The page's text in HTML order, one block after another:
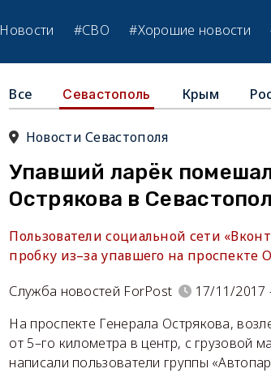
Новости #СВО #Хорошие новости
Все Севастополь Крым
Новости Севастополя
Упавший ларёк
Острякова в
Пользователи социальной сети
пробку из–за упавшего на
Служба новостей ForPost
17/11/2017
На проспекте Генерала Острякова,
от 5–го километра в центр, с грузовой
написали пользователи группы